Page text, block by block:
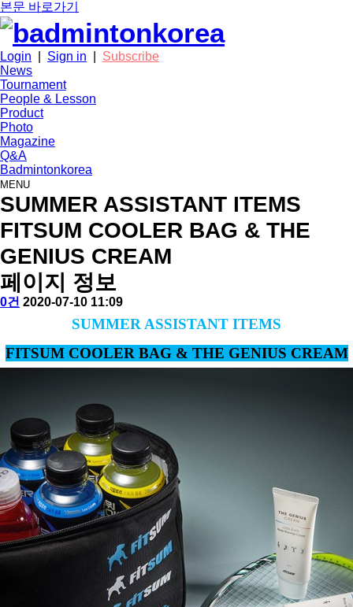
본문 바로가기
Login Sign in
Subscribe
News
Tournament
People & Lesson
Product
Photo
Magazine
Q&A
Badmintonkorea
MENU
product
SUMMER ASSISTANT ITEMS
FITSUM COOLER BAG & THE
GENIUS CREAM
페이지 정보
작
배
턴
코
리
댓
0건 작
2020-07-10 11:09
문
SUMMER ASSISTANT ITEMS
FITSUM COOLER BAG & THE GENIUS CREAM